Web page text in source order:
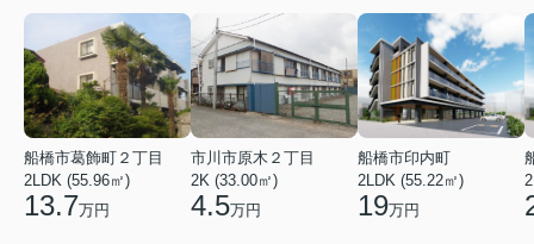
船橋市葛飾町２丁目
2LDK (55.96㎡)
13.7万円
市川市原木２丁目
2K (33.00㎡)
4.5万円
船橋市印内町
2LDK (55.22㎡)
19万円